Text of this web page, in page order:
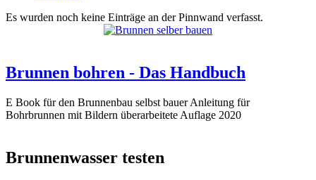
Es wurden noch keine Einträge an der Pinnwand verfasst.
Brunnen bohren - Das Handbuch
E Book für den Brunnenbau selbst bauer Anleitung für
Bohrbrunnen mit Bildern überarbeitete Auflage 2020
Brunnenwasser testen